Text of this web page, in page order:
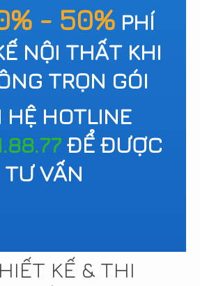
- 50% PHÍ
NỘI THẤT KHI
TRỌN GÓI
HỆ HOTLINE
ĐỂ ĐƯỢC
TƯ VẤN
KẾ & THI